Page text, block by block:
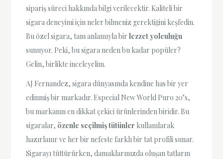
sipariş süreci hakkında bilgi verilecektir. Kaliteli bir
sigara deneyimi için neler bilmeniz gerektiğini keşfedin.
Bu özel sigara, tam anlamıyla birlezzet yolculuğu
sunuyor. Peki, bu sigara neden bu kadar popüler?
Gelin, birlikte inceleyelim.
AJ Fernandez, sigara dünyasında kendine has bir yer
edinmiş bir markadır. Especial New World Puro 20’s,
bu markanın en dikkat çekici ürünlerinden biridir. Bu
sigaralar, özenle seçilmiş tütünler kullanılarak
hazırlanır ve her bir nefeste farklı bir tat profili sunar.
Sigarayı tüttürürken, damaklarınızda oluşan tatların